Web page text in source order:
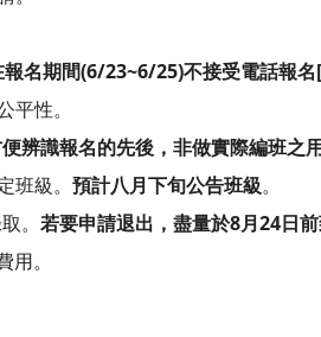
報名期間(6/23~6/25)不接受電話報
性。
辨識報名的先後，非做實際編班之
級。 預計八月下旬公告班級。
。 若要申請退出，盡量於8月24日
。